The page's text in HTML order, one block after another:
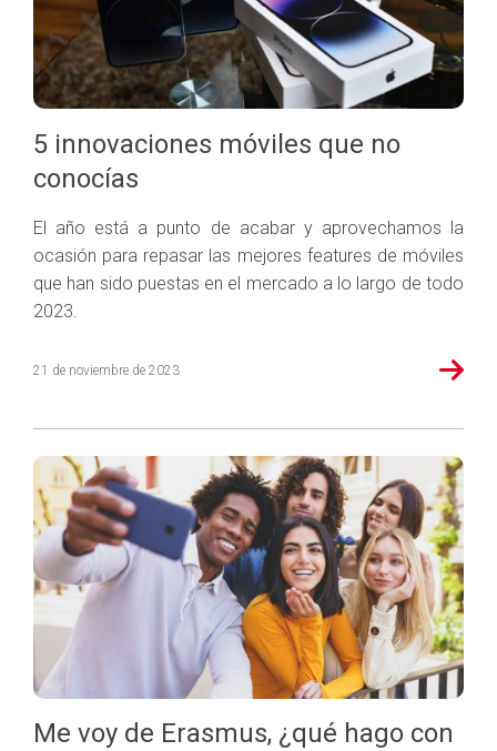
5 innovaciones móviles que no
conocías
El año está a punto de acabar y aprovechamos la
ocasión para repasar las mejores features de móviles
que han sido puestas en el mercado a lo largo de todo
2023.
21 de noviembre de 2023
Me voy de Erasmus, ¿qué hago con